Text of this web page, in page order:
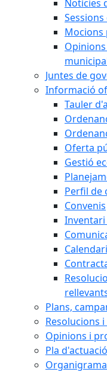
Notícies
Mocions
Juntes de
Informació
Tauler
Oferta
Gestió
Perfil de
Convenis
Inventari
Plans,
Resolucions
Opinions i
Pla